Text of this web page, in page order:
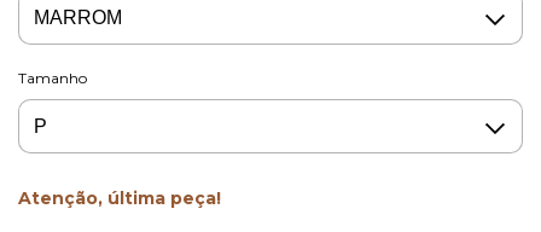
Tamanho
Atenção, última peça!